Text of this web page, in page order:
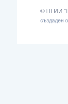
© ПГИИ
създаден